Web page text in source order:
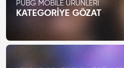
PUBG MOBILE ÜRÜNLERI
KATEGORIYE GÖZAT